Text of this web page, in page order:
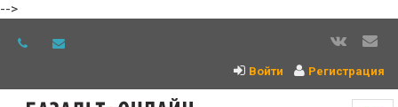
-->
Войти Регистрация